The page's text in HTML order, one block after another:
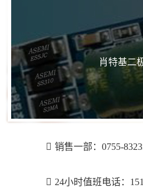
肖特基二
销售一部：0755-
24小时值班电话：